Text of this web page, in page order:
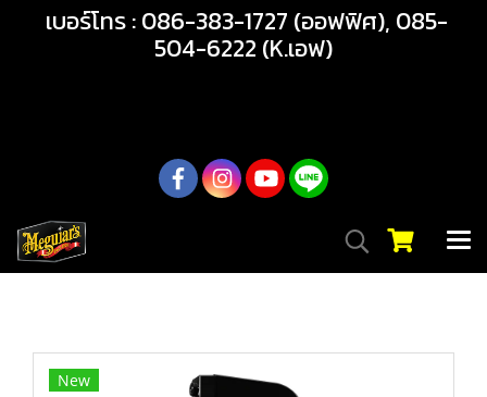
เบอร์โทร : 086-383-1727 (ออฟฟิศ), 085-
504-6222 (K.เอฟ)
New